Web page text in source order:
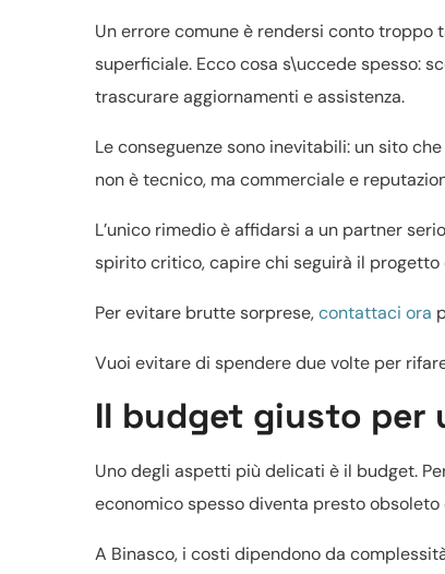
Un errore comune è rendersi conto
superficiale. Ecco cosa s\uccede spesso:
trascurare aggiornamenti e assistenza.
Le conseguenze sono inevitabili: un sito
non è tecnico, ma commerciale e
L’unico rimedio è affidarsi a un partner
spirito critico, capire chi seguirà il
Per evitare brutte sorprese,contattaci ora
Vuoi evitare di spendere due volte per
Il budget giusto per
Uno degli aspetti più delicati è il budget.
economico spesso diventa presto
A Binasco, i costi dipendono da